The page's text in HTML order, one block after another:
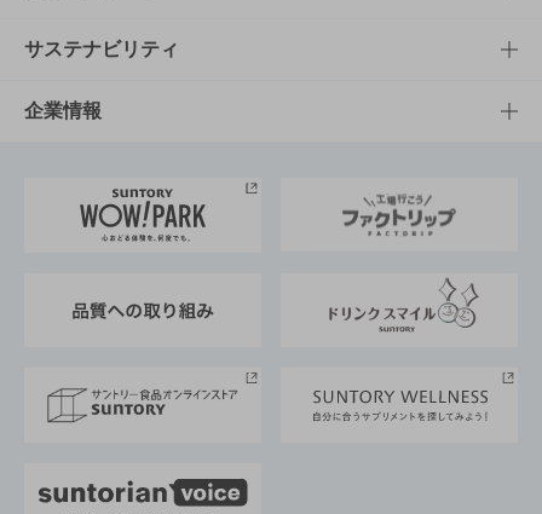
商品発売情報
栄養成分一覧
キャンペーン
工場見学
地域情報
文化・スポーツTOP
サントリーホール
サントリーサンバーズ大阪
サステナビリティ
サステナビリティTOP
サントリーが考えるサステナビリティ経営
企業情報
企業概要
採用情報